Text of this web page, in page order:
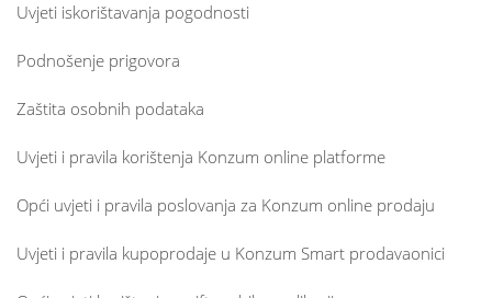
Uvjeti iskorištavanja pogodnosti
Podnošenje prigovora
Zaštita osobnih podataka
Uvjeti i pravila korištenja Konzum online platforme
Opći uvjeti i pravila poslovanja za Konzum online prodaju
Uvjeti i pravila kupoprodaje u Konzum Smart prodavaonici